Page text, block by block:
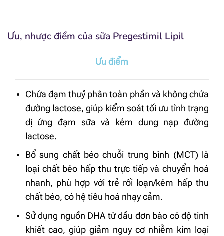
Ưu, nhược điểm của sữa Pregestimil Lipil
Ưu điểm
Chứa đạm thuỷ phân toàn phần và không chứa
đường lactose, giúp kiểm soát tối ưu tình trạng
dị ứng đạm sữa và kém dung nạp đường
lactose.
Bổ sung chất béo chuỗi trung bình (MCT) là
loại chất béo hấp thu trực tiếp và chuyển hoá
nhanh, phù hợp với trẻ rối loạn/kém hấp thu
chất béo, có hệ tiêu hoá nhạy cảm.
Sử dụng nguồn DHA từ dầu đơn bào có độ tinh
khiết cao, giúp giảm nguy cơ nhiễm kim loại